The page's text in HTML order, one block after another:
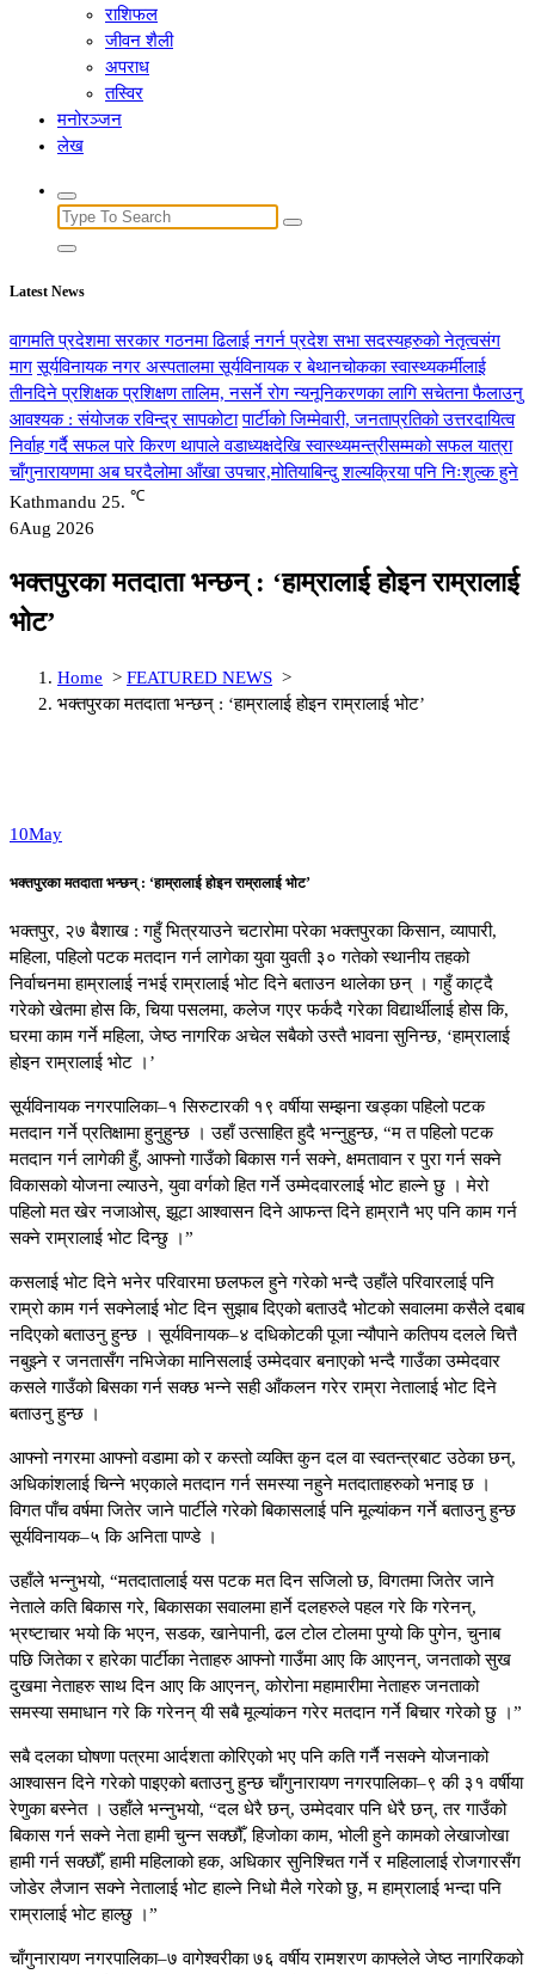
राशिफल
जीवन शैली
अपराध
तस्विर
मनोरञ्जन
लेख
Search
for:
Latest News
वागमति प्रदेशमा सरकार गठनमा ढिलाई नगर्न प्रदेश सभा सदस्यहरुको नेतृत्वसंग
माग सूर्यविनायक नगर अस्पतालमा सूर्यविनायक र बेथानचोकका स्वास्थ्यकर्मीलाई
तीनदिने प्रशिक्षक प्रशिक्षण तालिम, नसर्ने रोग न्यनूनिकरणका लागि सचेतना फैलाउनु
आवश्यक : संयोजक रविन्द्र सापकोटा पार्टीको जिम्मेवारी, जनताप्रतिको उत्तरदायित्व
निर्वाह गर्दै सफल पारे किरण थापाले वडाध्यक्षदेखि स्वास्थ्यमन्त्रीसम्मको सफल यात्रा
चाँगुनारायणमा अब घरदैलोमा आँखा उपचार,मोतियाबिन्दु शल्यक्रिया पनि निःशुल्क हुने
Kathmandu 25. ℃
6Aug 2026
भक्तपुरका मतदाता भन्छन् : ‘हाम्रालाई होइन राम्रालाई
भोट’
Home > FEATURED NEWS >
भक्तपुरका मतदाता भन्छन् : ‘हाम्रालाई होइन राम्रालाई भोट’
10May
भक्तपुरका मतदाता भन्छन् : ‘हाम्रालाई होइन राम्रालाई भोट’
भक्तपुर, २७ बैशाख : गहुँ भित्रयाउने चटारोमा परेका भक्तपुरका किसान, व्यापारी,
महिला, पहिलो पटक मतदान गर्न लागेका युवा युवती ३० गतेको स्थानीय तहको
निर्वाचनमा हाम्रालाई नभई राम्रालाई भोट दिने बताउन थालेका छन् । गहुँ काट्दै
गरेको खेतमा होस कि, चिया पसलमा, कलेज गएर फर्कदै गरेका विद्यार्थीलाई होस कि,
घरमा काम गर्ने महिला, जेष्ठ नागरिक अचेल सबैको उस्तै भावना सुनिन्छ, ‘हाम्रालाई
होइन राम्रालाई भोट ।’
सूर्यविनायक नगरपालिका–१ सिरुटारकी १९ वर्षीया सम्झना खड्का पहिलो पटक
मतदान गर्ने प्रतिक्षामा हुनुहुन्छ । उहाँ उत्साहित हुदै भन्नुहुन्छ, “म त पहिलो पटक
मतदान गर्न लागेकी हुँ, आफ्नो गाउँको बिकास गर्न सक्ने, क्षमतावान र पुरा गर्न सक्ने
विकासको योजना ल्याउने, युवा वर्गको हित गर्ने उम्मेदवारलाई भोट हाल्ने छु । मेरो
पहिलो मत खेर नजाओस्, झूटा आश्वासन दिने आफन्त दिने हाम्रानै भए पनि काम गर्न
सक्ने राम्रालाई भोट दिन्छु ।”
कसलाई भोट दिने भनेर परिवारमा छलफल हुने गरेको भन्दै उहाँले परिवारलाई पनि
राम्रो काम गर्न सक्नेलाई भोट दिन सुझाब दिएको बताउदै भोटको सवालमा कसैले दबाब
नदिएको बताउनु हुन्छ । सूर्यविनायक–४ दधिकोटकी पूजा न्यौपाने कतिपय दलले चित्तै
नबुझ्ने र जनतासँग नभिजेका मानिसलाई उम्मेदवार बनाएको भन्दै गाउँका उम्मेदवार
कसले गाउँको बिसका गर्न सक्छ भन्ने सही आँकलन गरेर राम्रा नेतालाई भोट दिने
बताउनु हुन्छ ।
आफ्नो नगरमा आफ्नो वडामा को र कस्तो व्यक्ति कुन दल वा स्वतन्त्रबाट उठेका छन्,
अधिकांशलाई चिन्ने भएकाले मतदान गर्न समस्या नहुने मतदाताहरुको भनाइ छ ।
विगत पाँच वर्षमा जितेर जाने पार्टीले गरेको बिकासलाई पनि मूल्यांकन गर्ने बताउनु हुन्छ
सूर्यविनायक–५ कि अनिता पाण्डे ।
उहाँले भन्नुभयो, “मतदातालाई यस पटक मत दिन सजिलो छ, विगतमा जितेर जाने
नेताले कति बिकास गरे, बिकासका सवालमा हार्ने दलहरुले पहल गरे कि गरेनन्,
भ्रष्टाचार भयो कि भएन, सडक, खानेपानी, ढल टोल टोलमा पुग्यो कि पुगेन, चुनाब
पछि जितेका र हारेका पार्टीका नेताहरु आफ्नो गाउँमा आए कि आएनन्, जनताको सुख
दुखमा नेताहरु साथ दिन आए कि आएनन्, कोरोना महामारीमा नेताहरु जनताको
समस्या समाधान गरे कि गरेनन् यी सबै मूल्यांकन गरेर मतदान गर्ने बिचार गरेको छु ।”
सबै दलका घोषणा पत्रमा आर्दशता कोरिएको भए पनि कति गर्नै नसक्ने योजनाको
आश्वासन दिने गरेको पाइएको बताउनु हुन्छ चाँगुनारायण नगरपालिका–९ की ३१ वर्षीया
रेणुका बस्नेत । उहाँले भन्नुभयो, “दल धेरै छन्, उम्मेदवार पनि धेरै छन्, तर गाउँको
बिकास गर्न सक्ने नेता हामी चुन्न सक्छौँ, हिजोका काम, भोली हुने कामको लेखाजोखा
हामी गर्न सक्छौँ, हामी महिलाको हक, अधिकार सुनिश्चित गर्ने र महिलालाई रोजगारसँग
जोडेर लैजान सक्ने नेतालाई भोट हाल्ने निधो मैले गरेको छु, म हाम्रालाई भन्दा पनि
राम्रालाई भोट हाल्छु ।”
चाँगुनारायण नगरपालिका–७ वागेश्वरीका ७६ वर्षीय रामशरण काफ्लेले जेष्ठ नागरिकको